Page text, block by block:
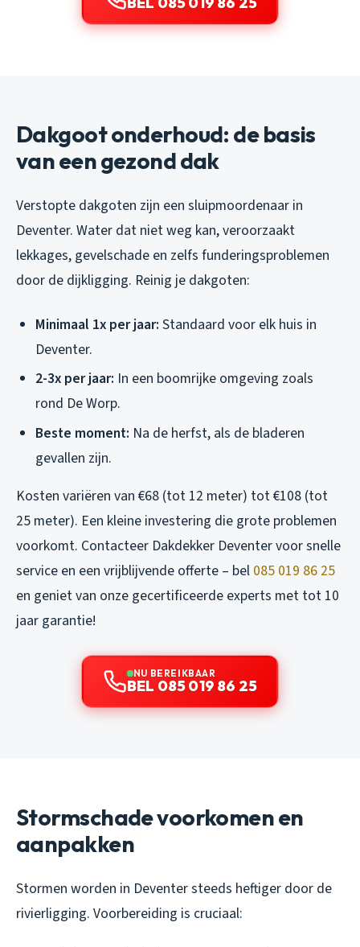
Dakgoot onderhoud: de basis
van een gezond dak
Verstopte dakgoten zijn een sluipmoordenaar in
Deventer. Water dat niet weg kan, veroorzaakt
lekkages, gevelschade en zelfs funderingsproblemen
door de dijkligging. Reinig je dakgoten:
Minimaal 1x per jaar: Standaard voor elk huis in
Deventer.
2-3x per jaar: In een boomrijke omgeving zoals
rond De Worp.
Beste moment: Na de herfst, als de bladeren
gevallen zijn.
Kosten variëren van €68 (tot 12 meter) tot €108 (tot
25 meter). Een kleine investering die grote problemen
voorkomt. Contacteer Dakdekker Deventer voor snelle
service en een vrijblijvende offerte – bel 085 019 86 25
en geniet van onze gecertificeerde experts met tot 10
jaar garantie!
NU BEREIKBAAR
BEL 085 019 86 25
Stormschade voorkomen en
aanpakken
Stormen worden in Deventer steeds heftiger door de
rivierligging. Voorbereiding is cruciaal: